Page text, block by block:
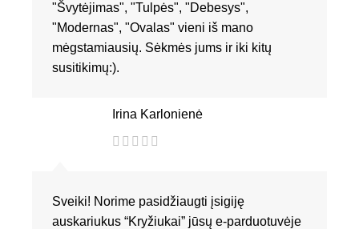
"Švytėjimas", "Tulpės", "Debesys",
"Modernas", "Ovalas" vieni iš mano
mėgstamiausių. Sėkmės jums ir iki kitų
susitikimų:).
Irina Karlonienė
Sveiki! Norime pasidžiaugti įsigiję
auskariukus “Kryžiukai” jūsų e-parduotuvėje